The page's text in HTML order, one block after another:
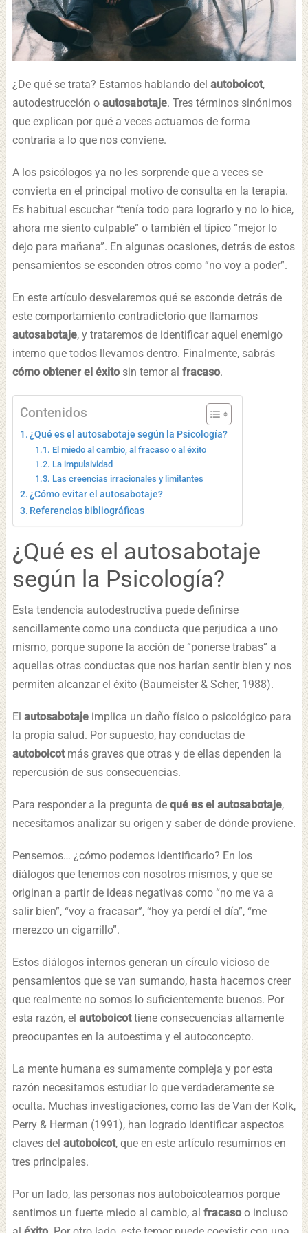
¿De qué se trata? Estamos hablando del autoboicot,
autodestrucción o autosabotaje. Tres términos sinónimos
que explican por qué a veces actuamos de forma
contraria a lo que nos conviene.
A los psicólogos ya no les sorprende que a veces se
convierta en el principal motivo de consulta en la terapia.
Es habitual escuchar “tenía todo para lograrlo y no lo hice,
ahora me siento culpable” o también el típico “mejor lo
dejo para mañana”. En algunas ocasiones, detrás de estos
pensamientos se esconden otros como “no voy a poder”.
En este artículo desvelaremos qué se esconde detrás de
este comportamiento contradictorio que llamamos
autosabotaje, y trataremos de identificar aquel enemigo
interno que todos llevamos dentro. Finalmente, sabrás
cómo obtener el éxitosin temor al fracaso.
Contenidos
¿Qué es el autosabotaje según la Psicología?
El miedo al cambio, al fracaso o al éxito
La impulsividad
Las creencias irracionales y limitantes
¿Cómo evitar el autosabotaje?
Referencias bibliográficas
¿Qué es el autosabotaje
según la Psicología?
Esta tendencia autodestructiva puede definirse
sencillamente como una conducta que perjudica a uno
mismo, porque supone la acción de “ponerse trabas” a
aquellas otras conductas que nos harían sentir bien y nos
permiten alcanzar el éxito (Baumeister & Scher, 1988).
El autosabotaje implica un daño físico o psicológico para
la propia salud. Por supuesto, hay conductas de
autoboicot más graves que otras y de ellas dependen la
repercusión de sus consecuencias.
Para responder a la pregunta de qué es el autosabotaje,
necesitamos analizar su origen y saber de dónde proviene.
Pensemos… ¿cómo podemos identificarlo? En los
diálogos que tenemos con nosotros mismos, y que se
originan a partir de ideas negativas como “no me va a
salir bien”, “voy a fracasar”, “hoy ya perdí el día”, “me
merezco un cigarrillo”.
Estos diálogos internos generan un círculo vicioso de
pensamientos que se van sumando, hasta hacernos creer
que realmente no somos lo suficientemente buenos. Por
esta razón, el autoboicottiene consecuencias altamente
preocupantes en la autoestima y el autoconcepto.
La mente humana es sumamente compleja y por esta
razón necesitamos estudiar lo que verdaderamente se
oculta. Muchas investigaciones, como las de Van der Kolk,
Perry & Herman (1991), han logrado identificar aspectos
claves del autoboicot, que en este artículo resumimos en
tres principales.
Por un lado, las personas nos autoboicoteamos porque
sentimos un fuerte miedo al cambio, al fracasoo incluso